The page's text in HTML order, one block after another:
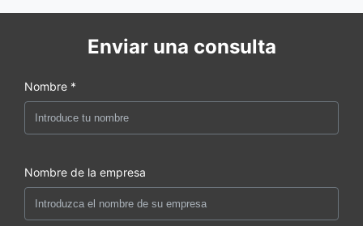
Enviar una consulta
Nombre *
Nombre de la empresa